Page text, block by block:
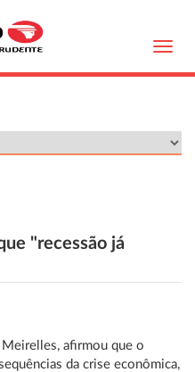
"recessão já
afirmou que o
da crise econômica,